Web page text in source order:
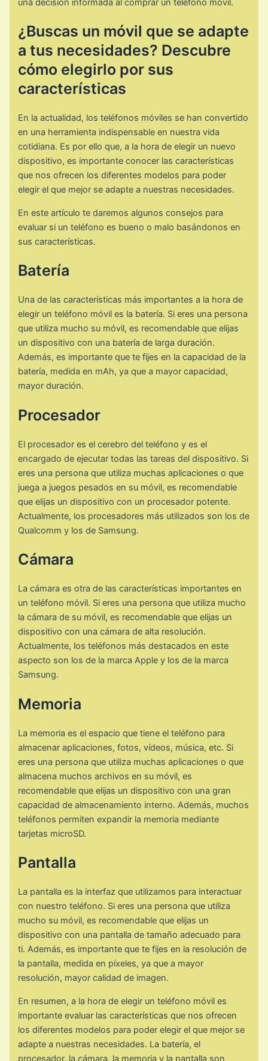
¿Buscas un móvil que se adapte
a tus necesidades? Descubre
cómo elegirlo por sus
características
En la actualidad, los teléfonos móviles se han convertido
en una herramienta indispensable en nuestra vida
cotidiana. Es por ello que, a la hora de elegir un nuevo
dispositivo, es importante conocer las características
que nos ofrecen los diferentes modelos para poder
elegir el que mejor se adapte a nuestras necesidades.
En este artículo te daremos algunos consejos para
evaluar si un teléfono es bueno o malo basándonos en
sus características.
Batería
Una de las características más importantes a la hora de
elegir un teléfono móvil es la batería. Si eres una persona
que utiliza mucho su móvil, es recomendable que elijas
un dispositivo con una batería de larga duración.
Además, es importante que te fijes en la capacidad de la
batería, medida en mAh, ya que a mayor capacidad,
mayor duración.
Procesador
El procesador es el cerebro del teléfono y es el
encargado de ejecutar todas las tareas del dispositivo. Si
eres una persona que utiliza muchas aplicaciones o que
juega a juegos pesados en su móvil, es recomendable
que elijas un dispositivo con un procesador potente.
Actualmente, los procesadores más utilizados son los de
Qualcomm y los de Samsung.
Cámara
La cámara es otra de las características importantes en
un teléfono móvil. Si eres una persona que utiliza mucho
la cámara de su móvil, es recomendable que elijas un
dispositivo con una cámara de alta resolución.
Actualmente, los teléfonos más destacados en este
aspecto son los de la marca Apple y los de la marca
Samsung.
Memoria
La memoria es el espacio que tiene el teléfono para
almacenar aplicaciones, fotos, vídeos, música, etc. Si
eres una persona que utiliza muchas aplicaciones o que
almacena muchos archivos en su móvil, es
recomendable que elijas un dispositivo con una gran
capacidad de almacenamiento interno. Además, muchos
teléfonos permiten expandir la memoria mediante
tarjetas microSD.
Pantalla
La pantalla es la interfaz que utilizamos para interactuar
con nuestro teléfono. Si eres una persona que utiliza
mucho su móvil, es recomendable que elijas un
dispositivo con una pantalla de tamaño adecuado para
ti. Además, es importante que te fijes en la resolución de
la pantalla, medida en píxeles, ya que a mayor
resolución, mayor calidad de imagen.
En resumen, a la hora de elegir un teléfono móvil es
importante evaluar las características que nos ofrecen
los diferentes modelos para poder elegir el que mejor se
adapte a nuestras necesidades. La batería, el
procesador, la cámara, la memoria y la pantalla son